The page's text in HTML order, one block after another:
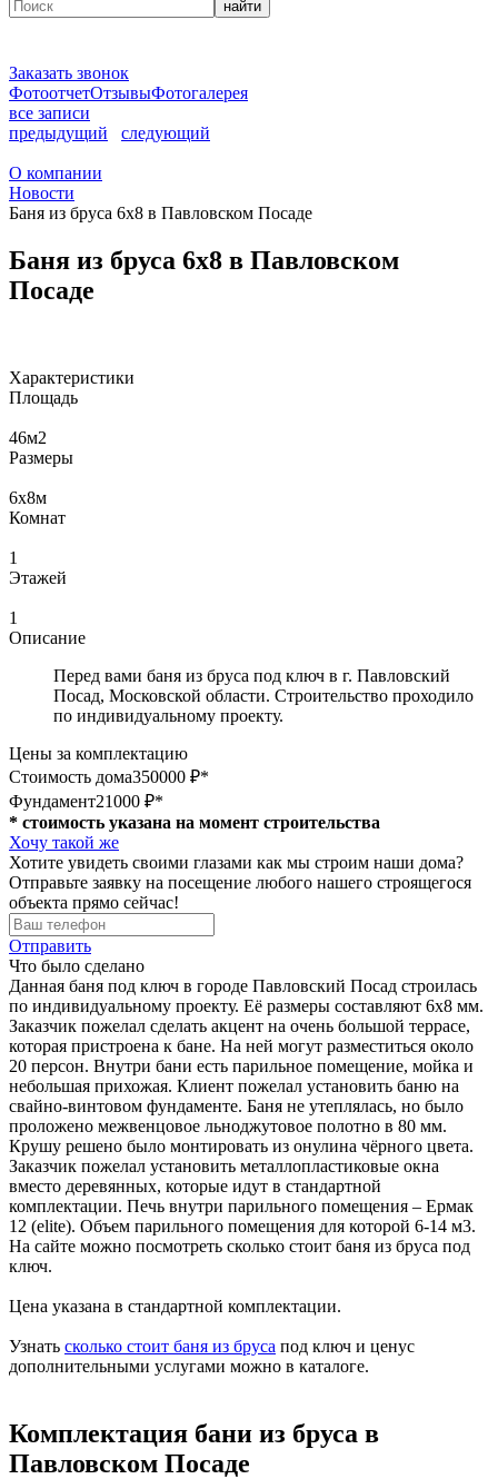
найти
Заказать звонок
ФотоотчетОтзывыФотогалерея
все записи
предыдущий
следующий
О компании
Новости
Баня из бруса 6x8 в Павловском Посаде
Баня из бруса 6x8 в Павловском
Посаде
Характеристики
Площадь
46м2
Размеры
6x8м
Комнат
1
Этажей
1
Описание
Перед вами баня из бруса под ключ в г. Павловский
Посад, Московской области. Строительство проходило
по индивидуальному проекту.
Цены за комплектацию
Стоимость дома350000 ₽*
Фундамент21000 ₽*
* стоимость указана на момент строительства
Хочу такой же
Хотите увидеть своими глазами как мы строим наши дома?
Отправьте заявку на посещение любого нашего строящегося
объекта прямо сейчас!
Отправить
Что было сделано
Данная баня под ключ в городе Павловский Посад строилась
по индивидуальному проекту. Её размеры составляют 6х8 мм.
Заказчик пожелал сделать акцент на очень большой террасе,
которая пристроена к бане. На ней могут разместиться около
20 персон. Внутри бани есть парильное помещение, мойка и
небольшая прихожая. Клиент пожелал установить баню на
свайно-винтовом фундаменте. Баня не утеплялась, но было
проложено межвенцовое льноджутовое полотно в 80 мм.
Крушу решено было монтировать из онулина чёрного цвета.
Заказчик пожелал установить металлопластиковые окна
вместо деревянных, которые идут в стандартной
комплектации. Печь внутри парильного помещения – Ермак
12 (elite). Объем парильного помещения для которой 6-14 м3.
На сайте можно посмотреть сколько стоит баня из бруса под
ключ.
Цена указана в стандартной комплектации.
Узнать сколько стоит баня из бруса под ключ и ценус
дополнительными услугами можно в каталоге.
Комплектация бани из бруса в
Павловском Посаде